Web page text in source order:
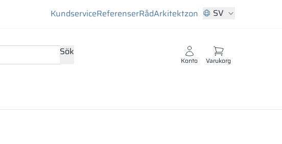
KundserviceReferenserRådArkitektzon SV
Sök
Konto Varukorg